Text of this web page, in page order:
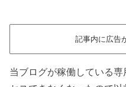
記事内に広告
当ブログが稼働している